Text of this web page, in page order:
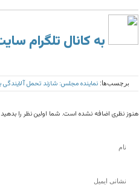
به کانال تلگرام
برچسب‌ها: نماینده مجلس: شازند تحمل آلایندگی
هنوز نظری اضافه نشده است. شما اولین نظر را بدهید.